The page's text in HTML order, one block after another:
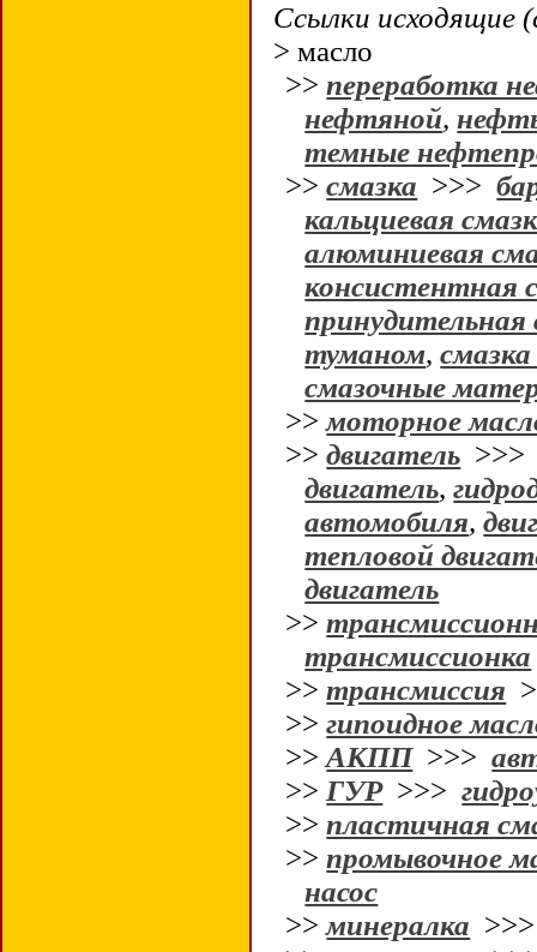
Ссылки исходящие
> масло
>>переработка
нефтяной,
темные
>>смазка >>>
кальциевая
алюминиевая
консистентная
принудительная
туманом,
смазочные
>>моторное
>>двигатель
двигатель,
автомобиля,
тепловой
двигатель
>>
трансмиссионка
>>трансмиссия
>>гипоидное
>>АКПП>>>
>> ГУР>>>
>>пластичная
>>промывочное
насос
>>минералка